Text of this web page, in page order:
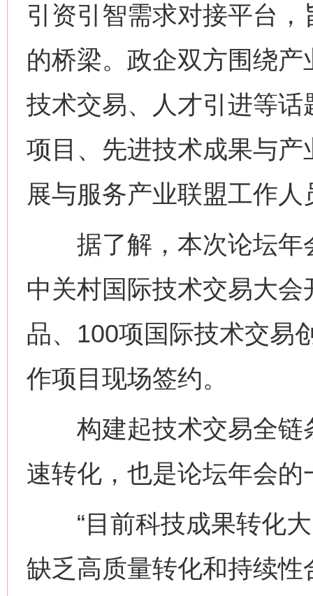
引资引智需求对接平台
的桥梁。政企双方围绕
技术交易、人才引进等
项目、先进技术成果与产
展与服务产业联盟工作
据了解，本次论坛年
中关村国际技术交易大
品、100项国际技术交易
作项目现场签约。
构建起技术交易全链
速转化，也是论坛年会的
“目前科技成果转化大
缺乏高质量转化和持续